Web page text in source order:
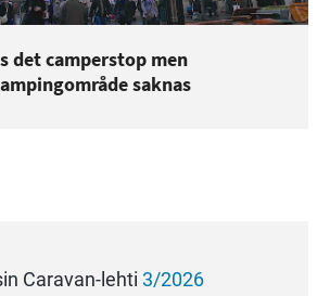
det camperstop men
saknas
Caravan-lehti 3/2026